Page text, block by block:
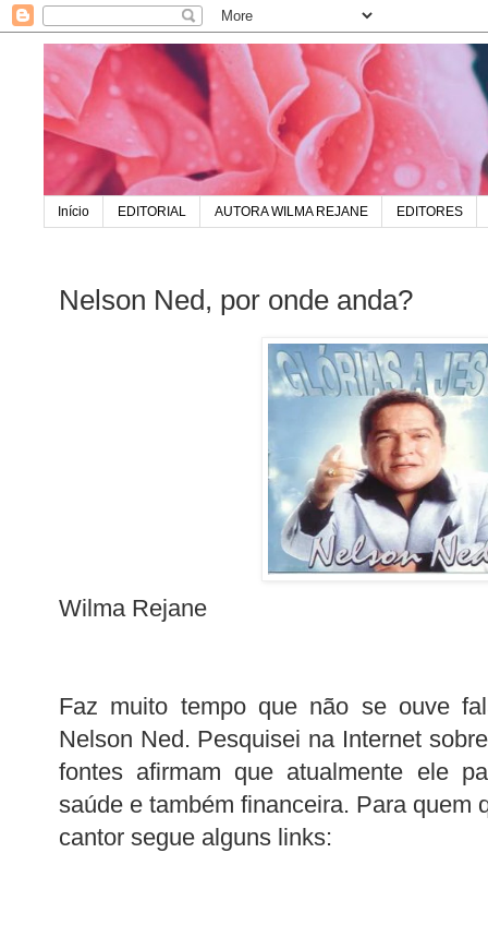
Início EDITORIAL AUTORA WILMA REJANE EDITORES
Nelson Ned, por onde anda?
Wilma Rejane
Faz muito tempo que não se ouve
Nelson Ned. Pesquisei na Internet
fontes afirmam que atualmente ele
saúde e também financeira. Para quem
cantor segue alguns links: